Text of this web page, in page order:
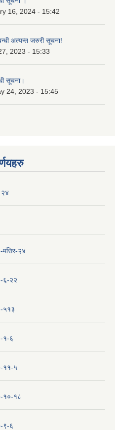
16, 2024 - 15:42
अत्यन्त जरुरी सूचना!
2023 - 15:33
सूचना।
24, 2023 - 15:45
२४
मंसिर-२४
६-२२
५१३
१-६
११-५
१०-१८
९-६